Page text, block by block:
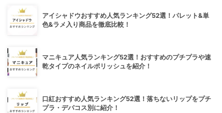
アイシャドウおすすめ人気ランキング52選！パレット&単
色&ラメ入り商品を徹底比較！
マニキュア人気ランキング52選！おすすめのプチプラや速
乾タイプのネイルポリッシュを紹介！
口紅おすすめ人気ランキング52選！落ちないリップをプチ
プラ・デパコス別に紹介！